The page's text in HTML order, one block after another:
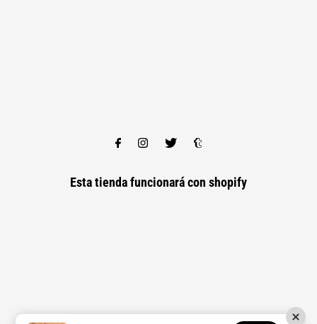
Esta tienda funcionará con shopify